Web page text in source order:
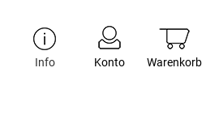
Warenkorb
Konto
Info